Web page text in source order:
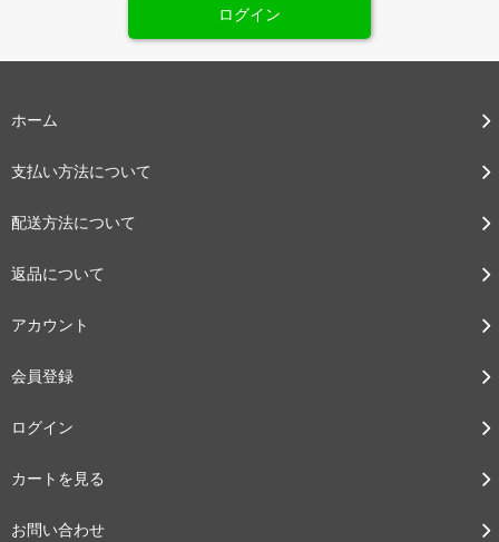
ログイン
ホーム
支払い方法について
配送方法について
返品について
アカウント
会員登録
ログイン
カートを見る
お問い合わせ